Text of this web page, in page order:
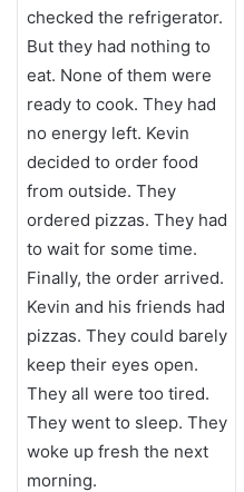
checked the refrigerator.
But they had nothing to
eat. None of them were
ready to cook. They had
no energy left. Kevin
decided to order food
from outside. They
ordered pizzas. They had
to wait for some time.
Finally, the order arrived.
Kevin and his friends had
pizzas. They could barely
keep their eyes open.
They all were too tired.
They went to sleep. They
woke up fresh the next
morning.